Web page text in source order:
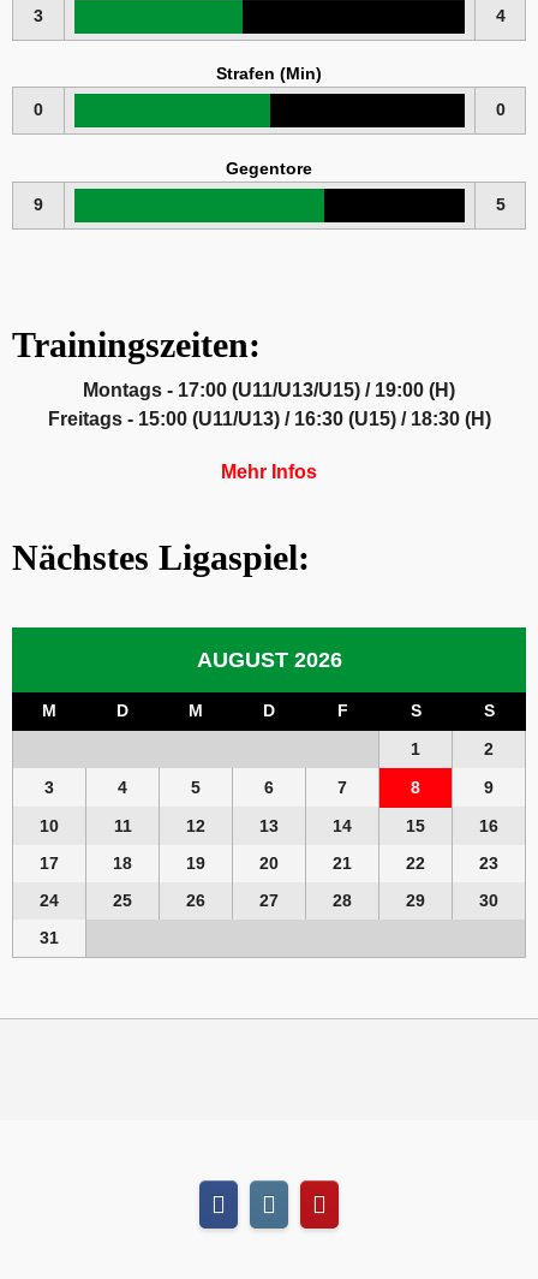
3
4
Strafen (Min)
0
0
Gegentore
9
5
Trainingszeiten:
Montags - 17:00 (U11/U13/U15) / 19:00 (H)
Freitags - 15:00 (U11/U13) / 16:30 (U15) / 18:30 (H)
Mehr Infos
Nächstes Ligaspiel:
AUGUST 2026
M D M D F S
S
1
2
3
4 5 6 7 8
9
10
11 12 13 14 15
16
17
18 19 20 21 22
23
24
25 26 27 28 29
30
31